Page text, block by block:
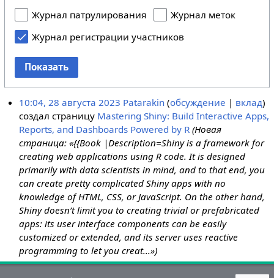
Журнал патрулирования
Журнал меток
Журнал регистрации участников
Показать
10:04, 28 августа 2023 Patarakin обсуждение
вклад
создал страницу Mastering Shiny: Build Interactive Apps,
Reports, and Dashboards Powered by R (Новая
страница: «{{Book |Description=Shiny is a framework for
creating web applications using R code. It is designed
primarily with data scientists in mind, and to that end, you
can create pretty complicated Shiny apps with no
knowledge of HTML, CSS, or JavaScript. On the other hand,
Shiny doesn’t limit you to creating trivial or prefabricated
apps: its user interface components can be easily
customized or extended, and its server uses reactive
programming to let you creat...»)